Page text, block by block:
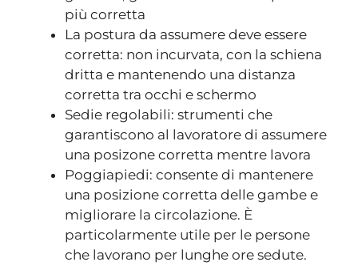
più corretta
La postura da assumere deve essere
corretta: non incurvata, con la schiena
dritta e mantenendo una distanza
corretta tra occhi e schermo
Sedie regolabili: strumenti che
garantiscono al lavoratore di assumere
una posizone corretta mentre lavora
Poggiapiedi: consente di mantenere
una posizione corretta delle gambe e
migliorare la circolazione. È
particolarmente utile per le persone
che lavorano per lunghe ore sedute.